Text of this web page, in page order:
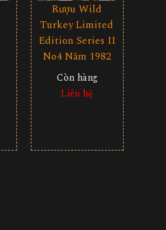
Rượu Wild
Turkey Limited
Edition Series II
No4 Năm 1982
Còn hàng
Liên hệ